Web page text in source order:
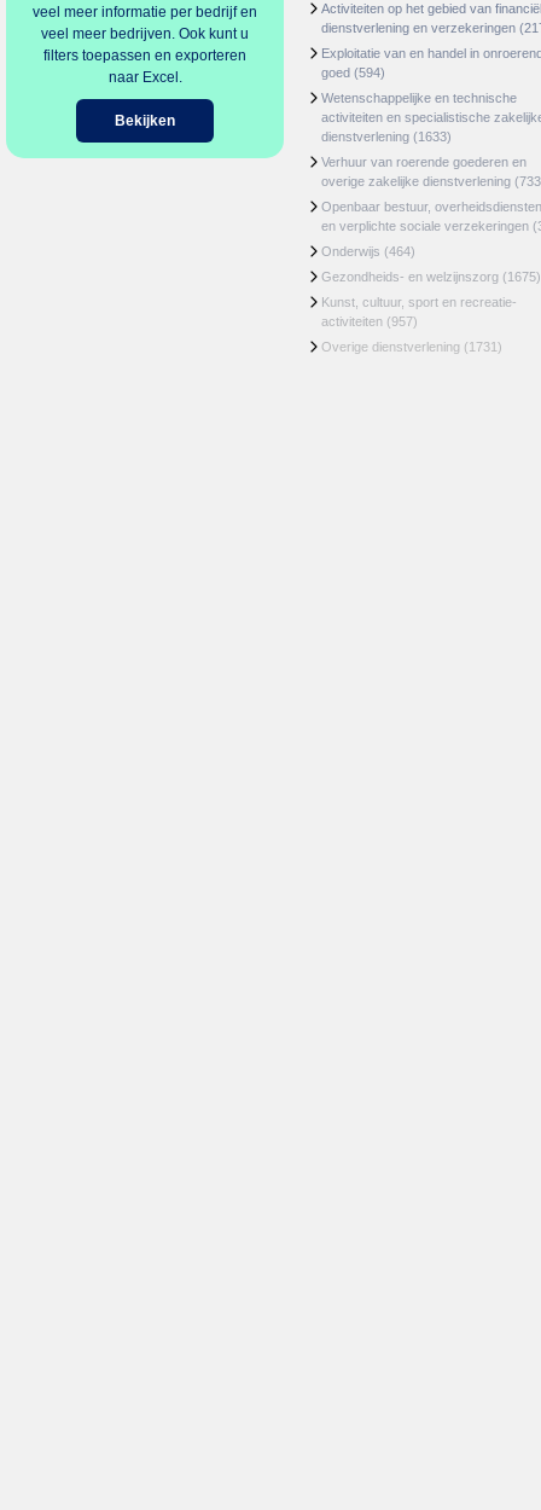
veel meer informatie per bedrijf en
veel meer bedrijven. Ook kunt u
filters toepassen en exporteren
naar Excel.
Bekijken
Activiteiten op het gebied van
dienstverlening en verzekeringen
Exploitatie van en handel in
goed (594)
Wetenschappelijke en technische
activiteiten en specialistische
dienstverlening (1633)
Verhuur van roerende goederen en
overige zakelijke dienstverlening
Openbaar bestuur, overheidsdiensten
en verplichte sociale verzekeringen
Onderwijs (464)
Gezondheids- en welzijnszorg (1675)
Kunst, cultuur, sport en recreatie-
activiteiten (957)
Overige dienstverlening (1731)